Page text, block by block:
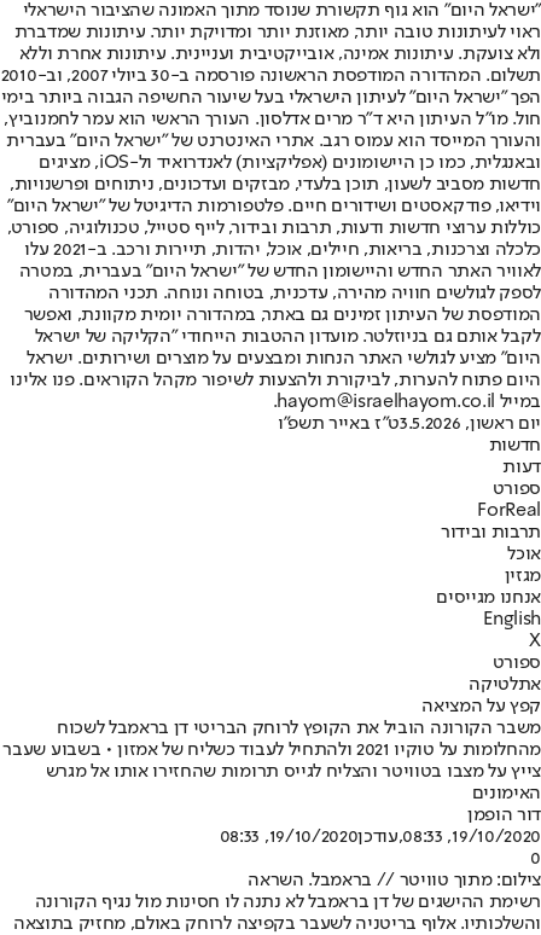
"ישראל היום" הוא גוף תקשורת שנוסד מתוך האמונה שהציבור הישראלי
ראוי לעיתונות טובה יותר, מאוזנת יותר ומדויקת יותר. עיתונות שמדברת
ולא צועקת. עיתונות אמינה, אובייקטיבית ועניינית. עיתונות אחרת וללא
תשלום. המהדורה המודפסת הראשונה פורסמה ב-30 ביולי 2007, וב-2010
הפך "ישראל היום" לעיתון הישראלי בעל שיעור החשיפה הגבוה ביותר בימי
חול. מו"ל העיתון היא ד"ר מרים אדלסון. העורך הראשי הוא עמר לחמנוביץ,
והעורך המייסד הוא עמוס רגב. אתרי האינטרנט של "ישראל היום" בעברית
ובאנגלית, כמו כן היישומונים (אפליקציות) לאנדרואיד ול-iOS, מציגים
חדשות מסביב לשעון, תוכן בלעדי, מבזקים ועדכונים, ניתוחים ופרשנויות,
וידיאו, פודקאסטים ושידורים חיים. פלטפורמות הדיגיטל של "ישראל היום"
כוללות ערוצי חדשות ודעות, תרבות ובידור, לייף סטייל, טכנולוגיה, ספורט,
כלכלה וצרכנות, בריאות, חיילים, אוכל, יהדות, תיירות ורכב. ב-2021 עלו
לאוויר האתר החדש והיישומון החדש של "ישראל היום" בעברית, במטרה
לספק לגולשים חוויה מהירה, עדכנית, בטוחה ונוחה. תכני המהדורה
המודפסת של העיתון זמינים גם באתר, במהדורה יומית מקוונת, ואפשר
לקבל אותם גם בניוזלטר. מועדון ההטבות הייחודי "הקליקה של ישראל
היום" מציע לגולשי האתר הנחות ומבצעים על מוצרים ושירותים. ישראל
היום פתוח להערות, לביקורת ולהצעות לשיפור מקהל הקוראים. פנו אלינו
במייל hayom@israelhayom.co.il.
יום ראשון, 3.5.2026
ט"ז באייר תשפ"ו
חדשות
דעות
ספורט
ForReal
תרבות ובידור
אוכל
מגזין
אנחנו מגייסים
English
X
ספורט
אתלטיקה
קפץ על המציאה
משבר הקורונה הוביל את הקופץ לרוחק הבריטי דן בראמבל לשכוח
מהחלומות על טוקיו 2021 ולהתחיל לעבוד כשליח של אמזון • בשבוע שעבר
צייץ על מצבו בטוויטר והצליח לגייס תרומות שהחזירו אותו אל מגרש
האימונים
דור הופמן
19/10/2020, 08:33
,עודכן19/10/2020, 08:33
0
צילום: מתוך טוויטר // בראמבל. השראה
רשימת ההישגים של דן בראמבל לא נתנה לו חסינות מול נגיף הקורונה
והשלכותיו. אלוף בריטניה לשעבר בקפיצה לרוחק באולם, מחזיק בתוצאה